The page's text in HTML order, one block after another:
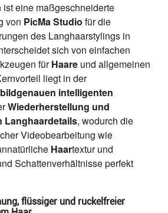
ist eine maßgeschneiderte
von PicMa Studio für die
des Langhaarstylings in
sich von einfachen
fürHaare und allgemeinen
liegt in der
intelligenten
Wiederherstellung und
Langhaardetails, wodurch die
Videobearbeitung wie
Haartextur und
Schattenverhältnisse perfekt
flüssiger und ruckelfreier